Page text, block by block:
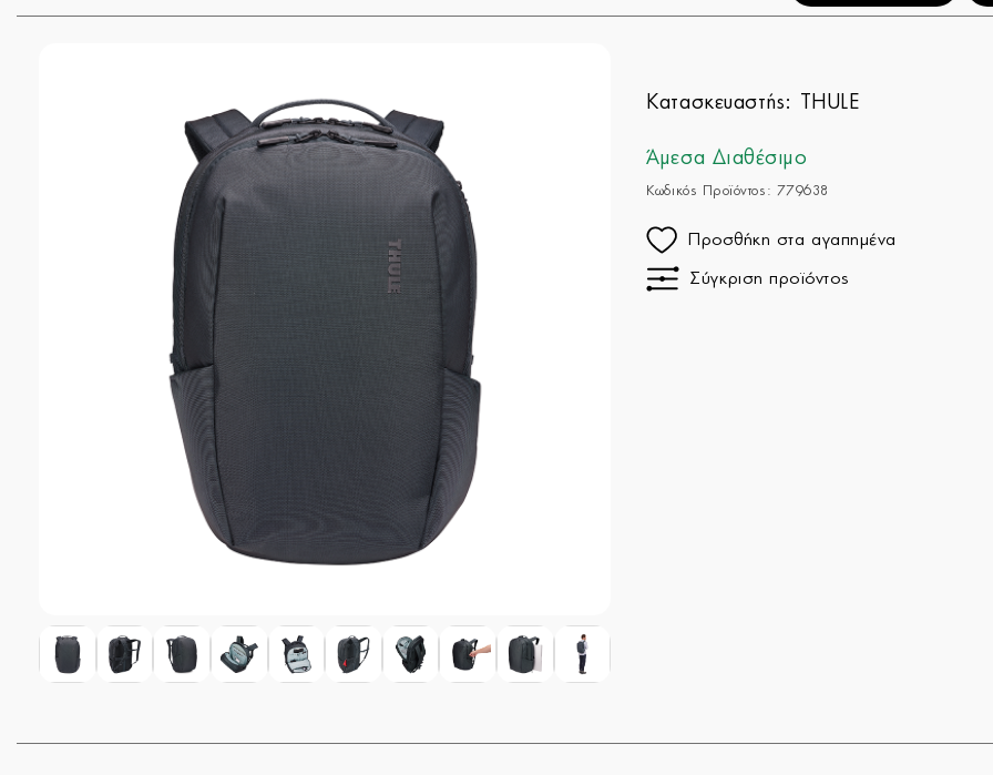
Κατασκευαστής: THULE
Άμεσα Διαθέσιμο
Κωδικός Προϊόντος: 779638
Προσθήκη στα αγαπημένα
Σύγκριση προϊόντος